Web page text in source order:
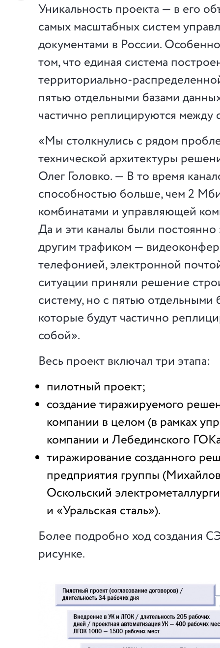
Уникальность проекта — в его
самых масштабных систем
документами в России.
том, что единая система
территориально-
пятью отдельными базами
частично реплицируются между
«Мы столкнулись с рядом
технической архитектуры
Олег Головко. — В то время
способностью больше, чем 2
комбинатами и управляющей
Да и эти каналы были постоянно
другим трафиком —
телефонией, электронной
ситуации приняли решение
систему, но с пятью отдельными
которые будут частично
собой».
Весь проект включал три этапа:
пилотный проект;
создание тиражируемого
компании в целом (в рамках
компании и Лебединского
тиражирование созданного
предприятия группы
Оскольский
и «Уральская сталь»).
Более подробно ход создания
рисунке.